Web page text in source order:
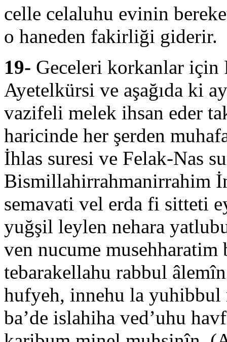
celle celaluhu evinin
o haneden fakirliği giderir.
19- Geceleri korkanlar için
Ayetelkürsi ve aşağıda ki
vazifeli melek ihsan eder
haricinde her şerden
İhlas suresi ve Felak-Nas
Bismillahirrahmanirrahim
semavati vel erda fi sitteti
yuğşil leylen nehara
ven nucume
tebarakellahu rabbul
hufyeh, innehu la
ba’de islahiha ved’uhu